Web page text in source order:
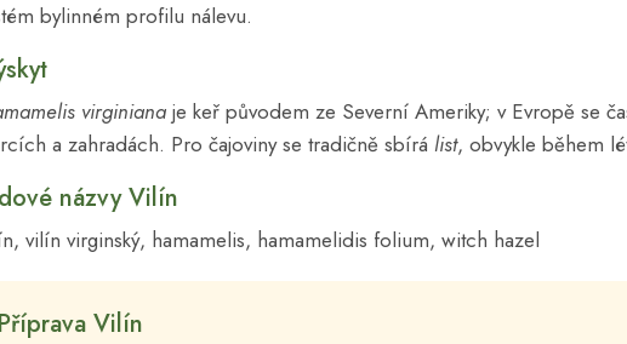
bylinném profilu nálevu.
virginiana je keř původem ze Severní Ameriky; v Evropě se
a zahradách. Pro čajoviny se tradičně sbírá list, obvykle během
názvy Vilín
vilín virginský, hamamelis, hamamelidis folium, witch hazel
Příprava Vilín